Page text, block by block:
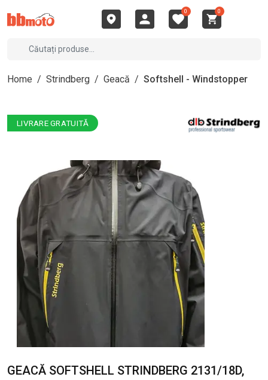
0 0
Home / Strindberg / Geacă / Softshell - Windstopper
LIVRARE GRATUITĂ
GEACĂ SOFTSHELL STRINDBERG 2131/18D,